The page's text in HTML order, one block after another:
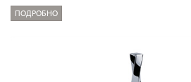
ПОДРОБНО